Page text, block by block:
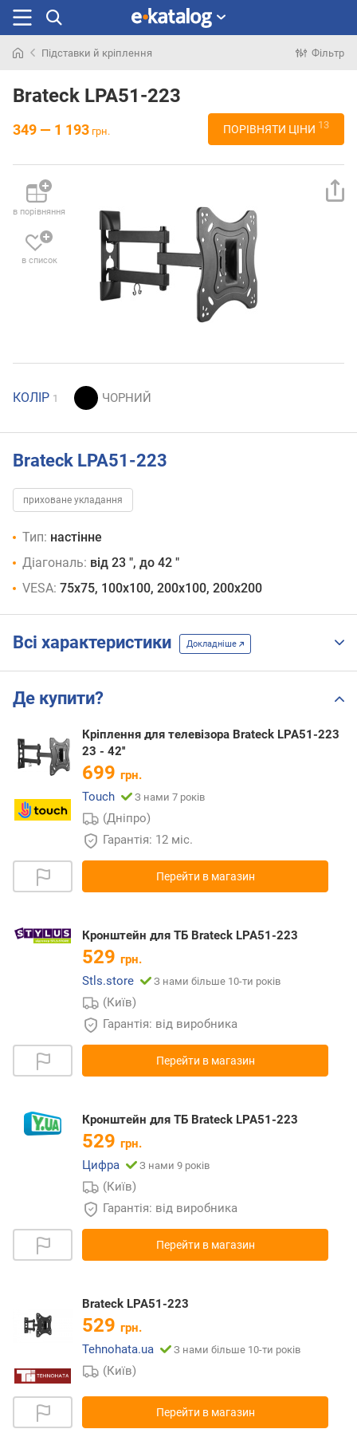
раніше
Підставки й кріплення Фільтр
Brateck LPA51-223
349 — 1 193 грн. ПОРІВНЯТИ ЦІНИ 13
в порівняння
в список
КОЛІР 1
Brateck LPA51-223
приховане укладання
Тип: настінне
Діагональ: від 23 ", до 42 "
VESA: 75x75, 100x100, 200x100, 200x200
Всі характеристики Докладніше
Де купити?
Кріплення для телевізора Brateck LPA51-223
23 - 42''
699 грн.
Touch
З нами 7 років
(Дніпро)
Гарантія: 12 міс.
Перейти в магазин
Кронштейн для ТБ Brateck LPA51-223
529 грн.
Stls.store
З нами більше 10-ти років
(Київ)
Гарантія: від виробника
Перейти в магазин
Кронштейн для ТБ Brateck LPA51-223
529 грн.
Цифра
З нами 9 років
(Київ)
Гарантія: від виробника
Перейти в магазин
Brateck LPA51-223
529 грн.
Tehnohata.ua
З нами більше 10-ти років
(Київ)
Перейти в магазин